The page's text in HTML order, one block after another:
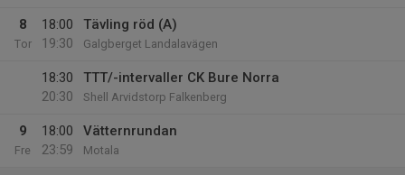
8
Tor
18:00
19:30
Tävling röd (A)
Galgberget Landalavägen
18:30
20:30
TTT/-intervaller CK Bure Norra
Shell Arvidstorp Falkenberg
9
Fre
18:00
23:59
Vätternrundan
Motala